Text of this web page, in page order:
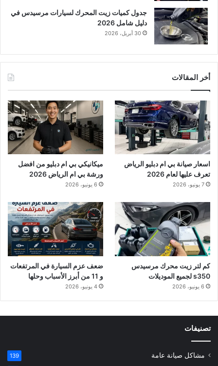
جدول كميات زيت المحرك لسيارات مرسيدس في
دليل شامل 2026
30 أبريل، 2026
أخر المقالات
اسعار صيانة بي ام دبليو الرياض
تعرف عليها لعام 2026
7 يونيو، 2026
ميكانيكي بي ام دبليو من افضل
ورشة بي ام الرياض 2026
6 يونيو، 2026
كم لتر زيت محرك مرسيدس
s350 لجميع الموديلات
6 يونيو، 2026
ضعف عزم السيارة في المرتفعات
و 11 من أبرز الأسباب وحلها
4 يونيو، 2026
تصنيفات
مشاكل صيانة عامة 139